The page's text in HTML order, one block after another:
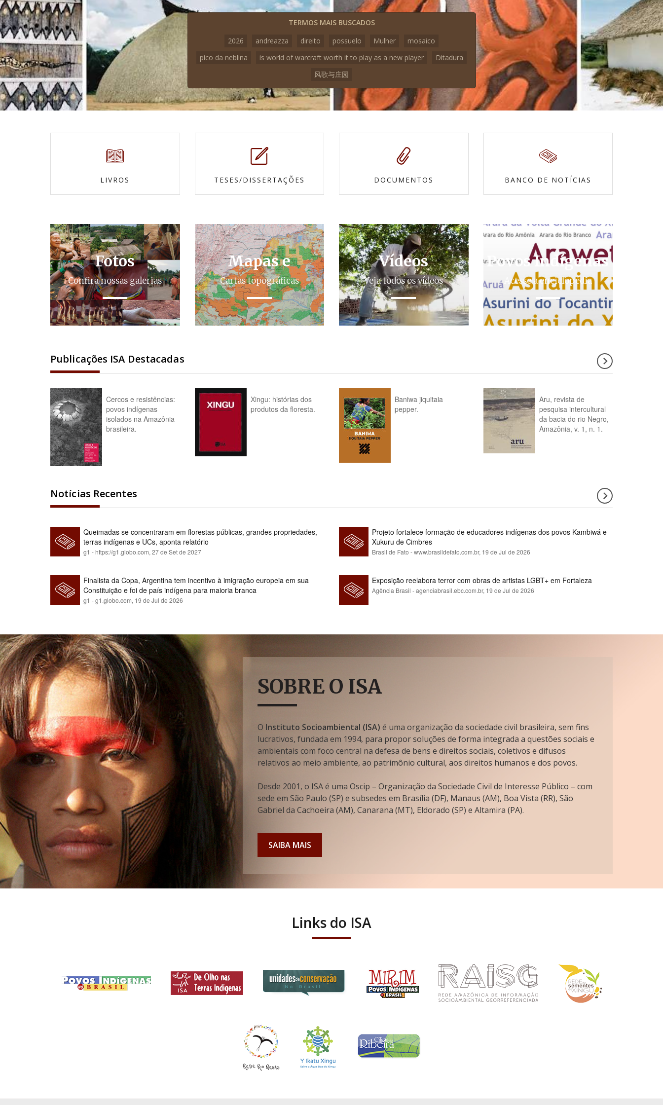
TERMOS MAIS BUSCADOS
2026
andreazza direito possuelo Mulher
mosaico
pico da neblina
is world of warcraft worth it to play as a new player
Ditadura
风歌与庄园
LIVROS TESES/DISSERTAÇÕES DOCUMENTOS BANCO DE NOTÍCIAS
Fotos
Confira nossas galerias
Mapas e
Cartas topográficas
Vídeos
Veja todos os vídeos
Povos Indígenas
Acesse a enciclopédia
Publicações ISA Destacadas
Cercos e resistências:
povos indígenas
isolados na Amazônia
brasileira.
Xingu: histórias dos
produtos da floresta.
Baniwa jiquitaia
pepper.
Aru, revista de
pesquisa intercultural
da bacia do rio Negro,
Amazônia, v. 1, n. 1.
Notícias Recentes
Queimadas se concentraram em florestas públicas, grandes propriedades,
terras indígenas e UCs, aponta relatório
g1 - https://g1.globo.com, 27 de Set de 2027
Projeto fortalece formação de educadores indígenas dos povos Kambiwá e
Xukuru de Cimbres
Brasil de Fato - www.brasildefato.com.br, 19 de Jul de 2026
Finalista da Copa, Argentina tem incentivo à imigração europeia em sua
Constituição e foi de país indígena para maioria branca
g1 - g1.globo.com, 19 de Jul de 2026
Exposição reelabora terror com obras de artistas LGBT+ em Fortaleza
Agência Brasil - agenciabrasil.ebc.com.br, 19 de Jul de 2026
SOBRE O ISA
O Instituto Socioambiental (ISA) é uma organização da sociedade civil brasileira, sem fins
lucrativos, fundada em 1994, para propor soluções de forma integrada a questões sociais e
ambientais com foco central na defesa de bens e direitos sociais, coletivos e difusos
relativos ao meio ambiente, ao patrimônio cultural, aos direitos humanos e dos povos.
Desde 2001, o ISA é uma Oscip – Organização da Sociedade Civil de Interesse Público – com
sede em São Paulo (SP) e subsedes em Brasília (DF), Manaus (AM), Boa Vista (RR), São
Gabriel da Cachoeira (AM), Canarana (MT), Eldorado (SP) e Altamira (PA).
SAIBA MAIS
Links do ISA